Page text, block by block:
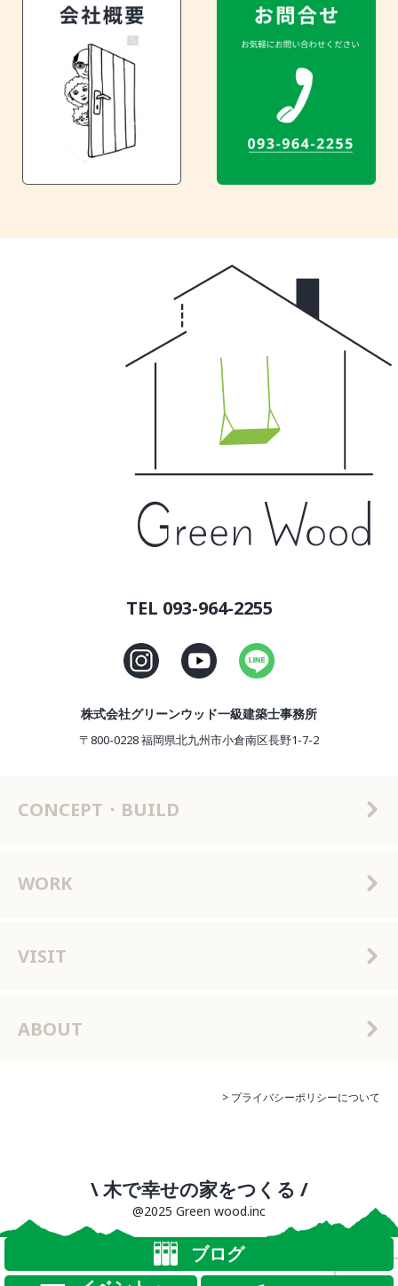
TEL 093-964-2255
株式会社グリーンウッド一級建築士事務所
〒800-0228 福岡県北九州市小倉南区長野1-7-2
CONCEPT・BUILD
WORK
VISIT
ABOUT
> プライバシーポリシーについて
\ 木で幸せの家をつくる /
@2025 Green wood.inc
ブログ